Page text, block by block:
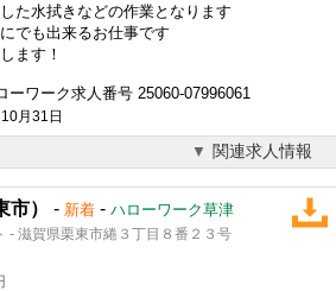
た水拭きなどの作業となります
でも出来るお仕事です
ます！
ーワーク求人番号 25060-07996061
月31日
関連求人情報
） - 新着 - ハローワーク草津
滋賀県栗東市綣３丁目８番２３号